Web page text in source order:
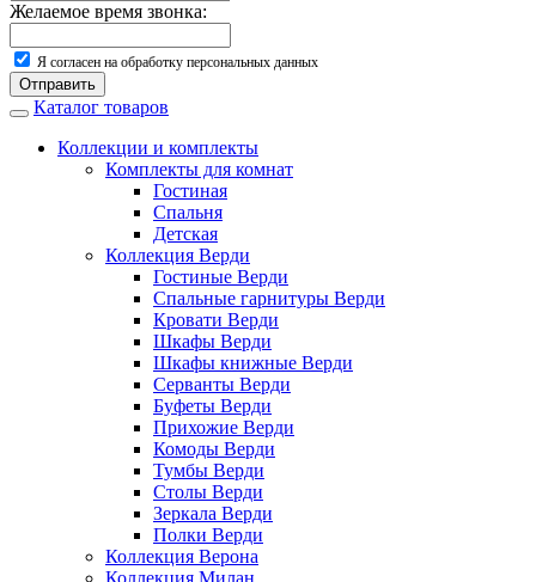
Желаемое время звонка:
Я согласен на обработку персональных данных
Отправить
Каталог товаров
Коллекции и комплекты
Комплекты для комнат
Гостиная
Спальня
Детская
Коллекция Верди
Гостиные Верди
Спальные гарнитуры Верди
Кровати Верди
Шкафы Верди
Шкафы книжные Верди
Серванты Верди
Буфеты Верди
Прихожие Верди
Комоды Верди
Тумбы Верди
Столы Верди
Зеркала Верди
Полки Верди
Коллекция Верона
Коллекция Милан